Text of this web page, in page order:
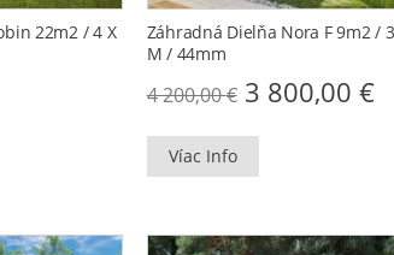
22m2 / 4 X
Záhradná Dielňa Nora F 9m2 /
M / 44mm
4 200,00€ Original
price
4
3 800,00 €
Víac Info